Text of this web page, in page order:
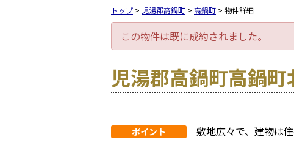
トップ > 児湯郡高鍋町 > 高鍋町 > 物件詳細
この物件は既に成約されました。
児湯郡高鍋町高鍋
ポイント 敷地広々で、建物は